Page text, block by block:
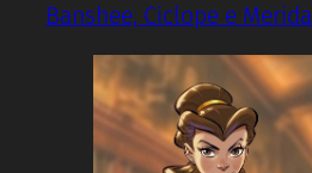
Banshee, Ciclope e Merida